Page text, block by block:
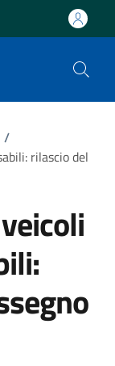
/
rilascio del